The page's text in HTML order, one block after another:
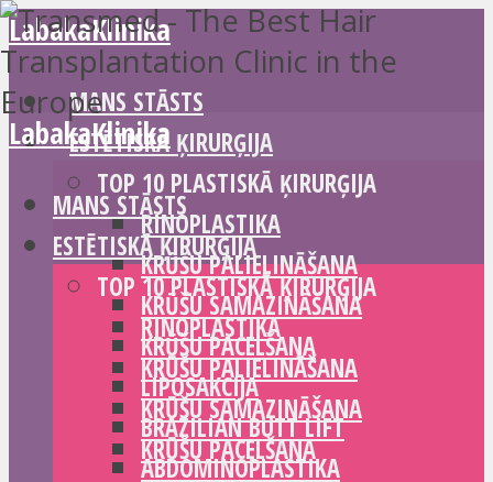
LabakaKlinika
MANS STĀSTS
ESTĒTISKĀ ĶIRURĢIJA
TOP 10 PLASTISKĀ ĶIRURĢIJA
RINOPLASTIKA
KRŪŠU PALIELINĀŠANA
KRŪŠU SAMAZINĀŠANA
KRŪŠU PACELŠANA
LIPOSAKCIJA
BRAZILIAN BUTT LIFT
ABDOMINOPLASTIKA
LabakaKlinika
MANS STĀSTS
ESTĒTISKĀ ĶIRURĢIJA
TOP 10 PLASTISKĀ ĶIRURĢIJA
RINOPLASTIKA
KRŪŠU PALIELINĀŠANA
KRŪŠU SAMAZINĀŠANA
KRŪŠU PACELŠANA